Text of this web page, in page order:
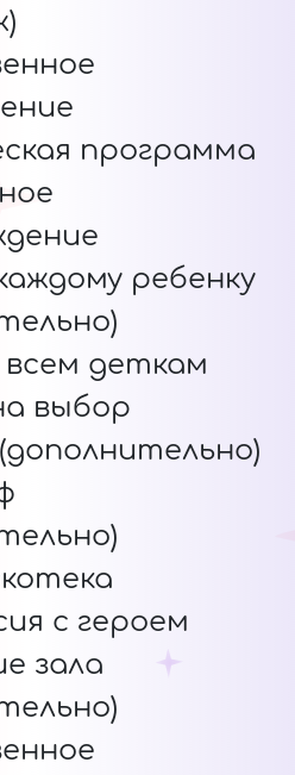
программа
ребенку
всем деткам
выбор
с героем
зала